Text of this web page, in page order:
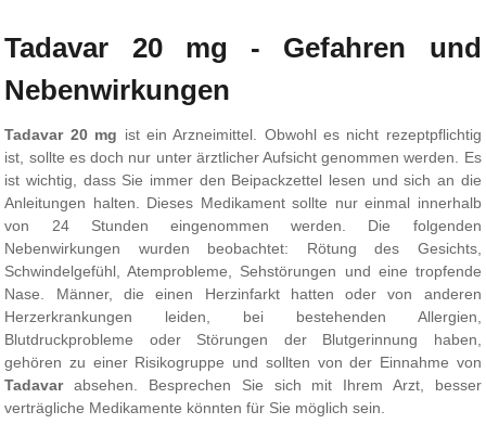
Tadavar 20 mg - Gefahren und
Nebenwirkungen
Tadavar 20 mg ist ein Arzneimittel. Obwohl es nicht rezeptpflichtig
ist, sollte es doch nur unter ärztlicher Aufsicht genommen werden. Es
ist wichtig, dass Sie immer den Beipackzettel lesen und sich an die
Anleitungen halten. Dieses Medikament sollte nur einmal innerhalb
von 24 Stunden eingenommen werden. Die folgenden
Nebenwirkungen wurden beobachtet: Rötung des Gesichts,
Schwindelgefühl, Atemprobleme, Sehstörungen und eine tropfende
Nase. Männer, die einen Herzinfarkt hatten oder von anderen
Herzerkrankungen leiden, bei bestehenden Allergien,
Blutdruckprobleme oder Störungen der Blutgerinnung haben,
gehören zu einer Risikogruppe und sollten von der Einnahme von
Tadavarabsehen. Besprechen Sie sich mit Ihrem Arzt, besser
verträgliche Medikamente könnten für Sie möglich sein.